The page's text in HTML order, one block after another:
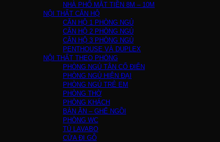
NHÀ PHỐ MẶT TIỀN 8M – 10M
NỘI THẤT CĂN HỘ
CĂN HỘ 1 PHÒNG NGỦ
CĂN HỘ 2 PHÒNG NGỦ
CĂN HỘ 3 PHÒNG NGỦ
PENTHOUSE VÀ DUPLEX
NỘI THẤT THEO PHÒNG
PHÒNG NGỦ TÂN CỔ ĐIỂN
PHÒNG NGỦ HIỆN ĐẠI
PHÒNG NGỦ TRẺ EM
PHÒNG THỜ
PHÒNG KHÁCH
BÀN ĂN – GHẾ NGỒI
PHÒNG WC
TỦ LAVABO
CỬA ĐI GỖ